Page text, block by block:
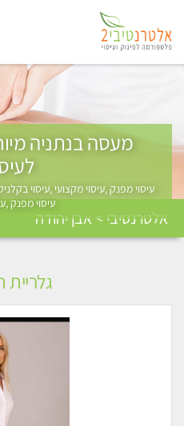
מעסה בנתניה
עיסוי מפנק ,עיסוי מקצועי ,עיסוי
עיסוי מפנק
אלטרנטיבי > אבן יהודה
גלריית